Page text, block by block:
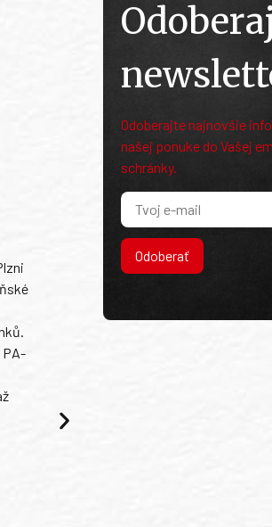
PA-
Odoberajte najnovšie
našej ponuke do Vašej
schránky.
Odoberať